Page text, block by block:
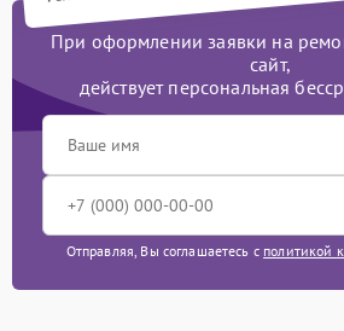
При оформлении заявки на
сайт,
действует персональная
Отправляя, Вы соглашаетесь с политикой